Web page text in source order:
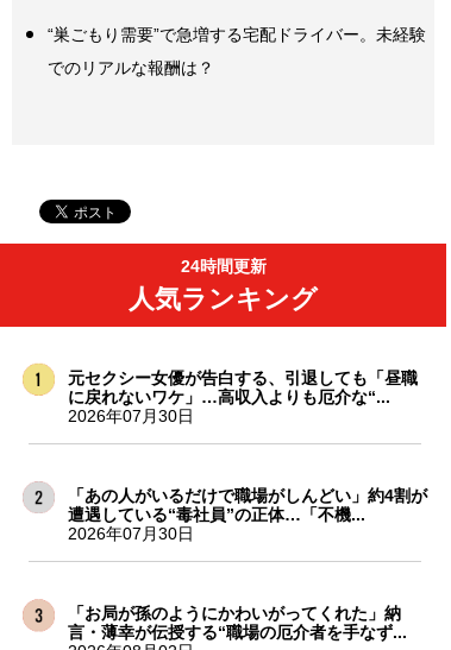
“巣ごもり需要”で急増する宅配ドライバー。未経験
でのリアルな報酬は？
24時間更新
人気ランキング
元セクシー女優が告白する、引退しても「昼職
に戻れないワケ」…高収入よりも厄介な“...
2026年07月30日
「あの人がいるだけで職場がしんどい」約4割が
遭遇している“毒社員”の正体…「不機...
2026年07月30日
「お局が孫のようにかわいがってくれた」納
言・薄幸が伝授する“職場の厄介者を手なず...